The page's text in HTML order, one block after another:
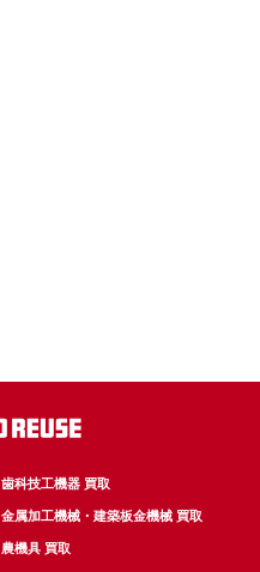
歯科技工機器 買取
金属加工機械・建築板金機械 買取
農機具 買取